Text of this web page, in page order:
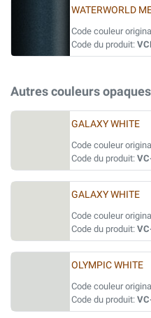
WATERWORLD
Code couleur
Code du produit:
Autres couleurs opaques
GALAXY WHITE
Code couleur
Code du produit:
GALAXY WHITE
Code couleur
Code du produit:
OLYMPIC WHITE
Code couleur
Code du produit: